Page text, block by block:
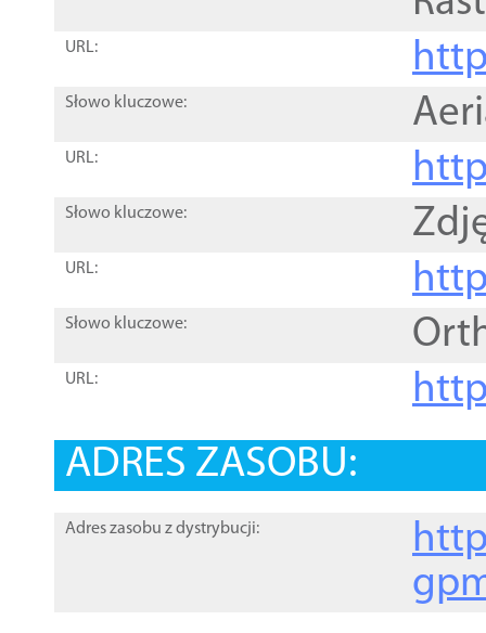
URL:
Słowo kluczowe:
URL:
Słowo kluczowe:
URL:
Słowo kluczowe:
URL:
ADRES ZASOBU:
Adres zasobu z dystrybucji: